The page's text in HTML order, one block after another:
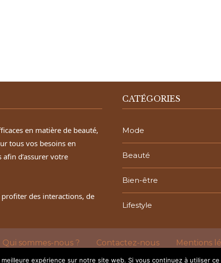
en matière de beauté,
tous vos besoins en
d’assurer votre
des interactions, de
CATÉGORIES
Mode
Beauté
Bien-être
Lifestyle
Qui sommes-nous ? Contactez-nous Mentions
@2024 - Tous droits réservés.LE BEAU ET LA BÊTE
expérience sur notre site web. Si vous continuez à utiliser